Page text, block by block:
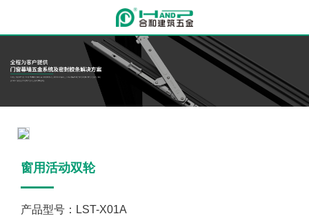
窗用活动双轮
产品型号：LST-X01A